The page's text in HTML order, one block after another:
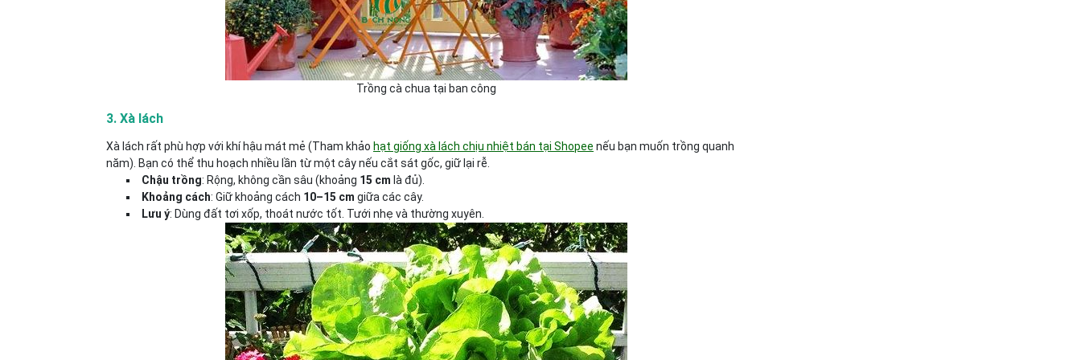
Trồng cà chua tại ban công
3. Xà lách
Xà lách rất phù hợp với khí hậu mát mẻ (Tham khảo hạt giống xà lách chịu nhiệt bán tại Shopee nếu bạn muốn trồng quanh
năm). Bạn có thể thu hoạch nhiều lần từ một cây nếu cắt sát gốc, giữ lại rễ.
Chậu trồng: Rộng, không cần sâu (khoảng 15 cm là đủ).
Khoảng cách: Giữ khoảng cách 10–15 cm giữa các cây.
Lưu ý: Dùng đất tơi xốp, thoát nước tốt. Tưới nhẹ và thường xuyên.